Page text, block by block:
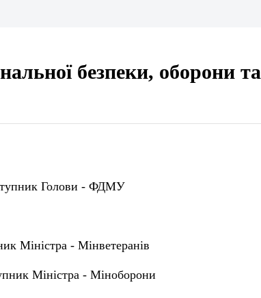
безпеки, оборони та
Голови - ФДМУ
Міністра - Мінветеранів
Міністра - Міноборони